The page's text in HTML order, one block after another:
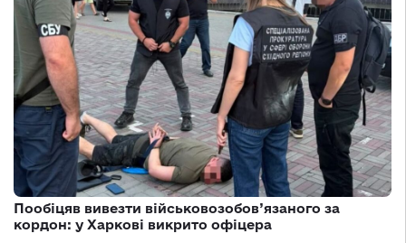
Пообіцяв вивезти військовозобов’язаного за
кордон: у Харкові викрито офіцера